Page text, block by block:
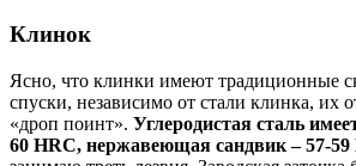
Клинок
Ясно, что клинки имеют традиционные
спуски, независимо от стали клинка, их
«дроп поинт». Углеродистая сталь
60 HRC, нержавеющая сандвик – 57-59